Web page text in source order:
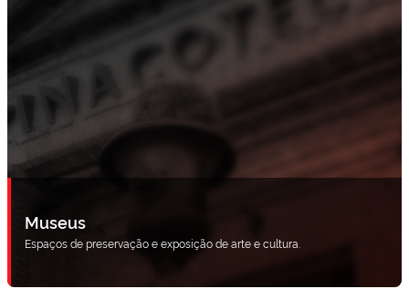
Museus
Espaços de preservação e exposição de arte e cultura.